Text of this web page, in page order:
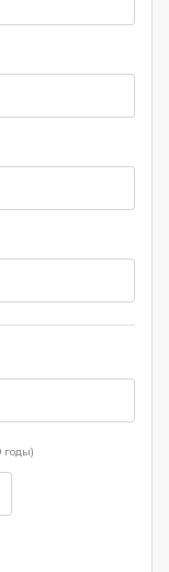
годы)